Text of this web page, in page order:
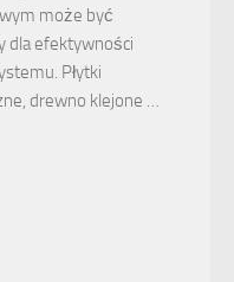
może być
dla efektywności
Płytki
drewno klejone …